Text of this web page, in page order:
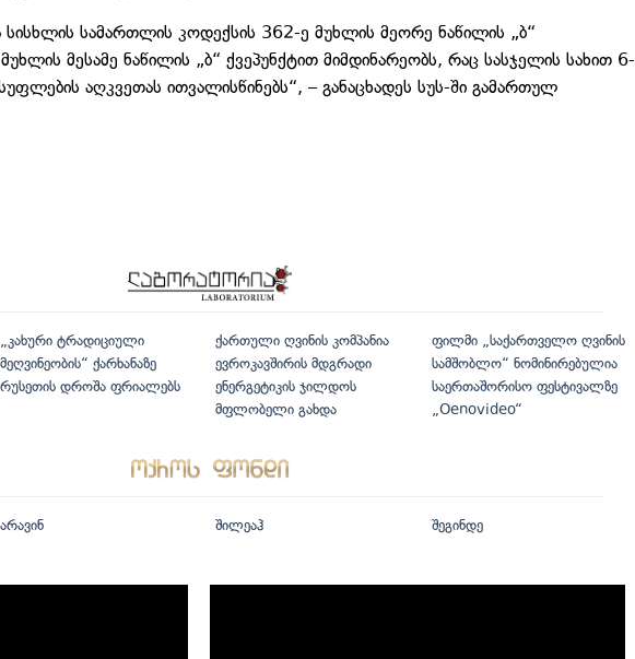
სისხლის სამართლის კოდექსის 362-ე მუხლის მეორე ნაწილის „ბ“
მესამე ნაწილის „ბ“ ქვეპუნქტით მიმდინარეობს, რაც სასჯელის სახით 6-
აღკვეთას ითვალისწინებს“, – განაცხადეს სუს-ში გამართულ
„კახური ტრადიციული
მეღვინეობის“ ქარხანაზე
რუსეთის დროშა ფრიალებს
ქართული ღვინის კომპანია
ევროკავშირის მდგრადი
ენერგეტიკის ჯილდოს
მფლობელი გახდა
ფილმი „საქართველო ღვინის
სამშობლო“ ნომინირებულია
საერთაშორისო ფესტივალზე
„Oenovideo“
არავინ შილეაჰ შეგინდე